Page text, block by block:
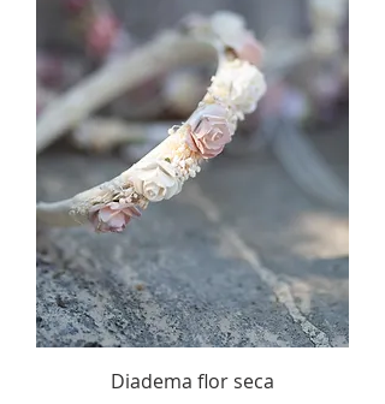
Diadema flor seca